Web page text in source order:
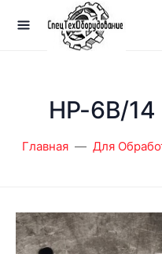
HP-6B/
Главная Для